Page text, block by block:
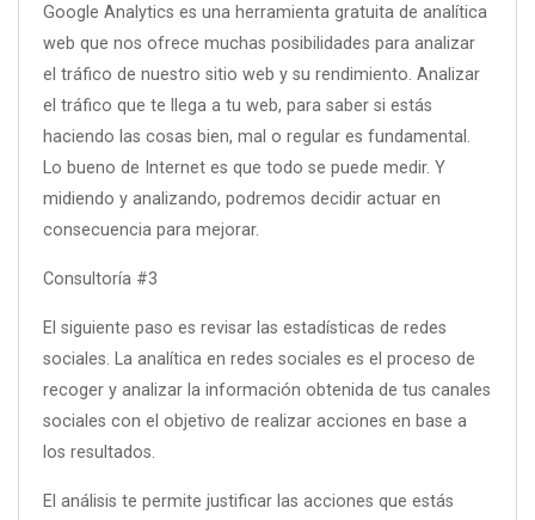
Google Analytics es una herramienta gratuita de analítica
web que nos ofrece muchas posibilidades para analizar
el tráfico de nuestro sitio web y su rendimiento. Analizar
el tráfico que te llega a tu web, para saber si estás
haciendo las cosas bien, mal o regular es fundamental.
Lo bueno de Internet es que todo se puede medir. Y
midiendo y analizando, podremos decidir actuar en
consecuencia para mejorar.
Consultoría #3
El siguiente paso es revisar las estadísticas de redes
sociales. La analítica en redes sociales es el proceso de
recoger y analizar la información obtenida de tus canales
sociales con el objetivo de realizar acciones en base a
los resultados.
El análisis te permite justificar las acciones que estás